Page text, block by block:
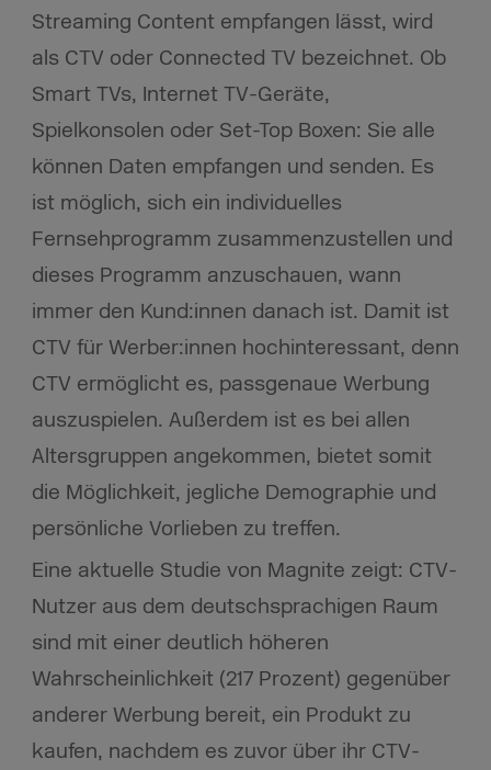
Streaming Content empfangen lässt, wird
als CTV oder Connected TV bezeichnet. Ob
Smart TVs, Internet TV-Geräte,
Spielkonsolen oder Set-Top Boxen: Sie alle
können Daten empfangen und senden. Es
ist möglich, sich ein individuelles
Fernsehprogramm zusammenzustellen und
dieses Programm anzuschauen, wann
immer den Kund:innen danach ist. Damit ist
CTV für Werber:innen hochinteressant, denn
CTV ermöglicht es, passgenaue Werbung
auszuspielen. Außerdem ist es bei allen
Altersgruppen angekommen, bietet somit
die Möglichkeit, jegliche Demographie und
persönliche Vorlieben zu treffen.
Eine aktuelle Studie von Magnite zeigt: CTV-
Nutzer aus dem deutschsprachigen Raum
sind mit einer deutlich höheren
Wahrscheinlichkeit (217 Prozent) gegenüber
anderer Werbung bereit, ein Produkt zu
kaufen, nachdem es zuvor über ihr CTV-